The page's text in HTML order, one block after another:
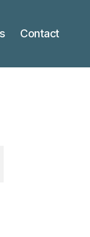
Contact